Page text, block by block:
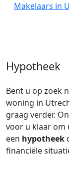
Makelaars in
Hypotheek
Bent u op zoek
woning in
graag verder.
voor u klaar om
een hypotheek
financiële